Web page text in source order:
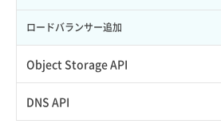
サーバー操作（起動/停止/再起動/強制停止）
サーバー設定切替
ロードバランサー追加
Object Storage API
Web公開
DNS API